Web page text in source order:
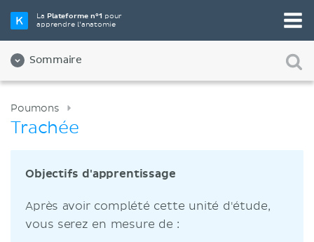
La Plateforme n°1 pour
apprendre l’anatomie
Sommaire
Poumons
Trachée
Objectifs d'apprentissage
Après avoir complété cette unité d'étude,
vous serez en mesure de :